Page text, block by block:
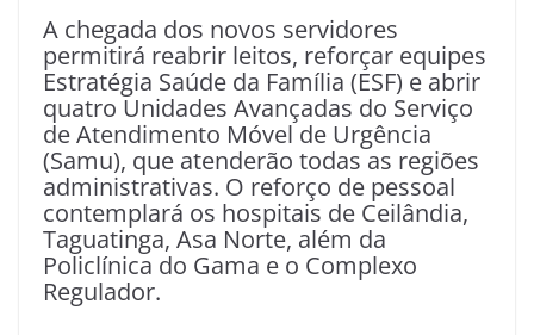
A chegada dos novos servidores
permitirá reabrir leitos, reforçar equipes
Estratégia Saúde da Família (ESF) e abrir
quatro Unidades Avançadas do Serviço
de Atendimento Móvel de Urgência
(Samu), que atenderão todas as regiões
administrativas. O reforço de pessoal
contemplará os hospitais de Ceilândia,
Taguatinga, Asa Norte, além da
Policlínica do Gama e o Complexo
Regulador.